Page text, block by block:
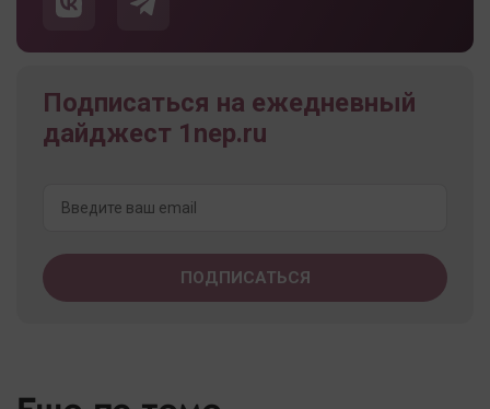
Подписаться на ежедневный
дайджест 1nep.ru